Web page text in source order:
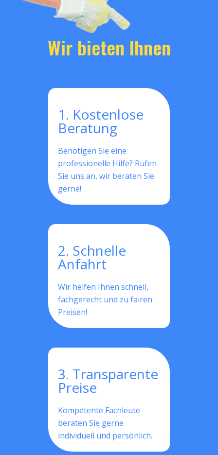
Wir bieten Ihnen
1. Kostenlose
Beratung
Benötigen Sie eine
professionelle Hilfe? Rufen
Sie uns an, wir beraten Sie
gerne!
2. Schnelle
Anfahrt
Wir helfen Ihnen schnell,
fachgerecht und zu fairen
Preisen!
3. Transparente
Preise
Kompetente Fachleute
beraten Sie gerne
individuell und persönlich.